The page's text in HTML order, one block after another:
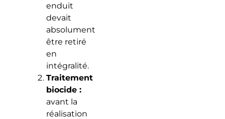
enduit
devait
absolument
être retiré
en
intégralité.
Traitement
biocide :
avant la
réalisation